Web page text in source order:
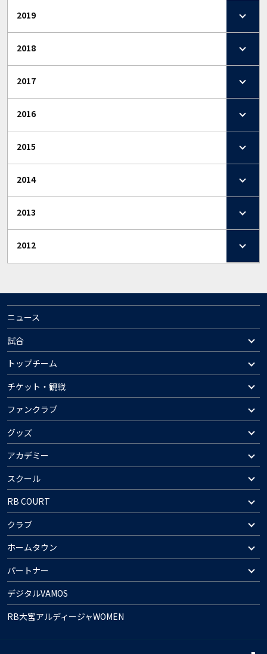
2019
2018
2017
2016
2015
2014
2013
2012
ニュース
試合
トップチーム
チケット・観戦
ファンクラブ
グッズ
アカデミー
スクール
RB COURT
クラブ
ホームタウン
パートナー
デジタルVAMOS
RB大宮アルディージャWOMEN